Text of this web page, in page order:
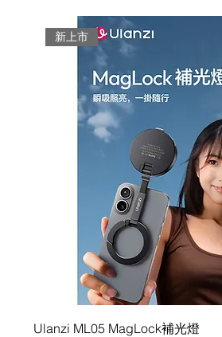
新上市
Ulanzi ML05 MagLock補光燈